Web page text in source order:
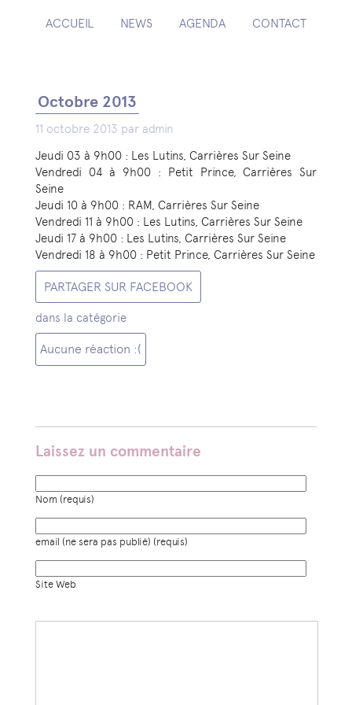
ACCUEIL NEWS AGENDA CONTACT
Octobre 2013
11 octobre 2013 par admin
Jeudi 03 à 9h00 : Les Lutins, Carrières Sur Seine
Vendredi 04 à 9h00 : Petit Prince, Carrières Sur
Seine
Jeudi 10 à 9h00 : RAM, Carrières Sur Seine
Vendredi 11 à 9h00 : Les Lutins, Carrières Sur Seine
Jeudi 17 à 9h00 : Les Lutins, Carrières Sur Seine
Vendredi 18 à 9h00 : Petit Prince, Carrières Sur Seine
PARTAGER SUR FACEBOOK
dans la catégorie
Aucune réaction :(
Laissez un commentaire
Nom (requis)
email (ne sera pas publié) (requis)
Site Web